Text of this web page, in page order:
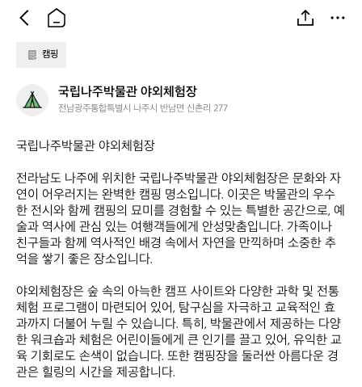
캠핑
립
주
박
물
관
야
외
체
험
장
국립나주박물관 야외체험장
전남광주통합특별시 나주시 반남면 신촌리 277
국립나주박물관 야외체험장
전라남도 나주에 위치한 국립나주박물관 야외체험장은 문화와 자
연이 어우러지는 완벽한 캠핑 명소입니다. 이곳은 박물관의 우수
한 전시와 함께 캠핑의 묘미를 경험할 수 있는 특별한 공간으로, 예
술과 역사에 관심 있는 여행객들에게 안성맞춤입니다. 가족이나
친구들과 함께 역사적인 배경 속에서 자연을 만끽하며 소중한 추
억을 쌓기 좋은 장소입니다.
야외체험장은 숲 속의 아늑한 캠프 사이트와 다양한 과학 및 전통
체험 프로그램이 마련되어 있어, 탐구심을 자극하고 교육적인 효
과까지 더불어 누릴 수 있습니다. 특히, 박물관에서 제공하는 다양
한 워크숍과 체험은 어린이들에게 큰 인기를 끌고 있어, 유익한 교
육 기회로도 손색이 없습니다. 또한 캠핑장을 둘러싼 아름다운 경
관은 힐링의 시간을 제공합니다.